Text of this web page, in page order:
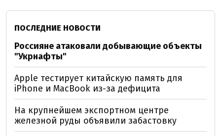
ПОСЛЕДНИЕ НОВОСТИ
Россияне атаковали добывающие объекты
"Укрнафты"
Apple тестирует китайскую память для
iPhone и MacBook из-за дефицита
На крупнейшем экспортном центре
железной руды объявили забастовку